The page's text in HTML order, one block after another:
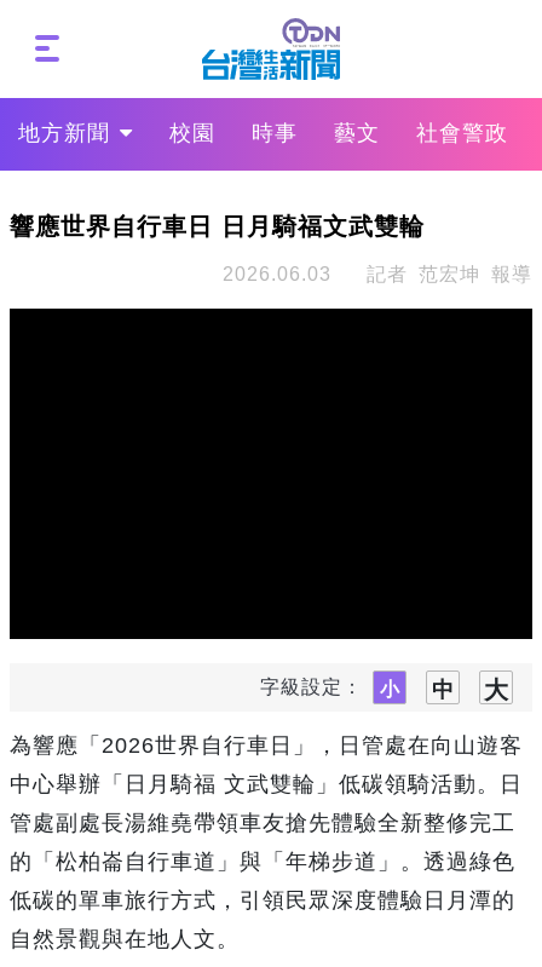
地方新聞 校園 時事 藝文 社會警政
響應世界自行車日 日月騎福文武雙輪
2026.06.03 記者 范宏坤 報導
字級設定：
為響應「2026世界自行車日」，日管處在向山遊客
中心舉辦「日月騎福 文武雙輪」低碳領騎活動。日
管處副處長湯維堯帶領車友搶先體驗全新整修完工
的「松柏崙自行車道」與「年梯步道」。透過綠色
低碳的單車旅行方式，引領民眾深度體驗日月潭的
自然景觀與在地人文。